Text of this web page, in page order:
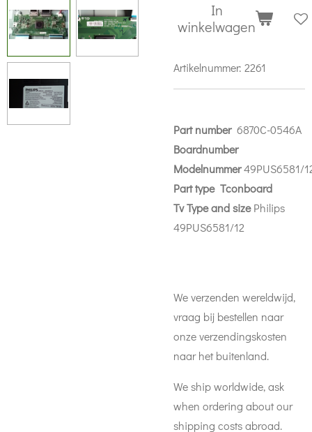
In
winkelwagen
Artikelnummer: 2261
Part number 6870C-0546A
Boardnumber
Modelnummer49PUS6581/
Parttype Tconboard
Tv Type and sizePhilips
49PUS6581/12
We verzenden wereldwijd,
vraag bij bestellen naar
onze verzendingskosten
naar het buitenland.
We ship worldwide, ask
when ordering about our
shipping costs abroad.